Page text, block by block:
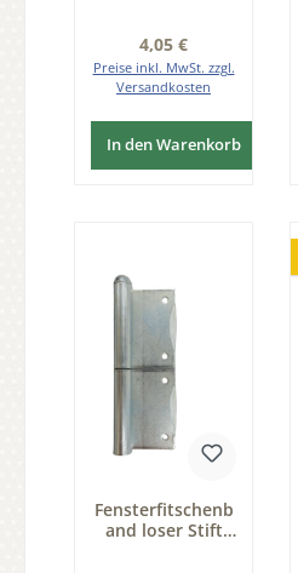
Regulärer Preis:
4,05 €
Preise inkl. MwSt. zzgl.
Versandkosten
In den Warenkorb
Fensterfitschenb
and loser Stift